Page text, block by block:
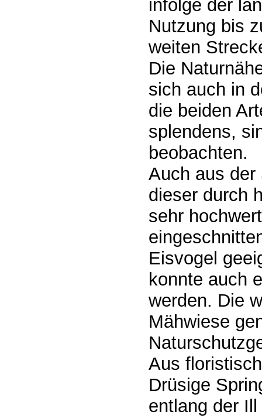
infolge der
Nutzung bis
weiten
Die
sich auch in
die beiden
splendens,
beobachten.
Auch aus
dieser durch
sehr
Eisvogel
konnte auch
werden. Die
Mähwiese
Aus
Drüsige
entlang der